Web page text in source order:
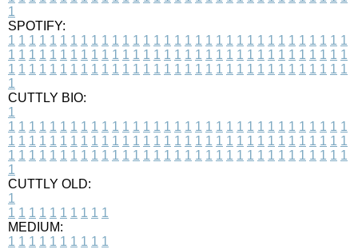
1
SPOTIFY:
1 1 1 1 1 1 1 1 1 1 1 1 1 1 1 1 1 1 1 1 1 1 1 1 1 1 1 1 1 1 1 1 1
1 1 1 1 1 1 1 1 1 1 1 1 1 1 1 1 1 1 1 1 1 1 1 1 1 1 1 1 1 1 1 1 1
1 1 1 1 1 1 1 1 1 1 1 1 1 1 1 1 1 1 1 1 1 1 1 1 1 1 1 1 1 1 1 1 1
1
CUTTLY BIO:
1
1 1 1 1 1 1 1 1 1 1 1 1 1 1 1 1 1 1 1 1 1 1 1 1 1 1 1 1 1 1 1 1 1
1 1 1 1 1 1 1 1 1 1 1 1 1 1 1 1 1 1 1 1 1 1 1 1 1 1 1 1 1 1 1 1 1
1 1 1 1 1 1 1 1 1 1 1 1 1 1 1 1 1 1 1 1 1 1 1 1 1 1 1 1 1 1 1 1 1
1
CUTTLY OLD:
1
1 1 1 1 1 1 1 1 1 1
MEDIUM:
1 1 1 1 1 1 1 1 1 1